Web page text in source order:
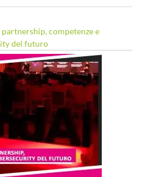
competenze e
del futuro